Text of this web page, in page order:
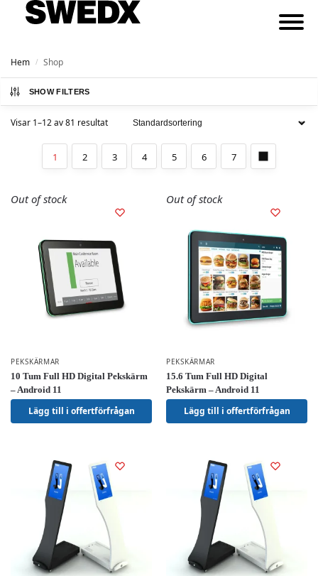
Hem / Shop
SHOW FILTERS
Visar 1–12 av 81 resultat
1 2 3 4 5 6 7
Out of stock
PEKSKÄRMAR
10 Tum Full HD Digital Pekskärm
– Android 11
Lägg till i offertförfrågan
Out of stock
PEKSKÄRMAR
15.6 Tum Full HD Digital
Pekskärm – Android 11
Lägg till i offertförfrågan